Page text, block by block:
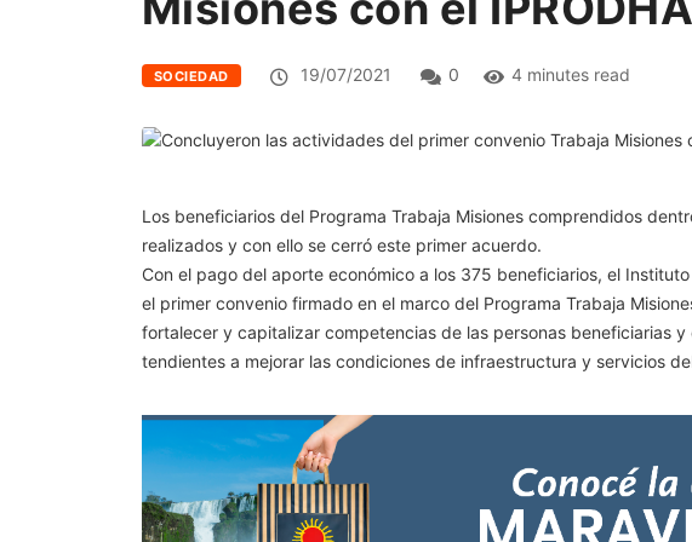
SOCIEDAD 19/07/2021 0 4 minutes read
Los beneficiarios del Programa Trabaja Misiones comprendidos
realizados y con ello se cerró este primer acuerdo.
Con el pago del aporte económico a los 375 beneficiarios, el
el primer convenio firmado en el marco del Programa Trabaja
fortalecer y capitalizar competencias de las personas beneficiarias
tendientes a mejorar las condiciones de infraestructura y servicios